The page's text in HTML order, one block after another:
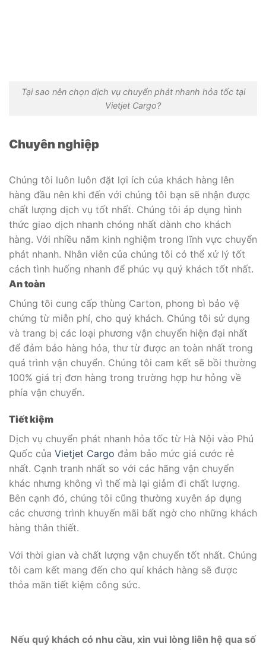
Tại sao nên chọn dịch vụ chuyển phát nhanh hỏa tốc tại
Vietjet Cargo?
Chuyên nghiệp
Chúng tôi luôn luôn đặt lợi ích của khách hàng lên
hàng đầu nên khi đến với chúng tôi bạn sẽ nhận được
chất lượng dịch vụ tốt nhất. Chúng tôi áp dụng hình
thức giao dịch nhanh chóng nhất dành cho khách
hàng. Với nhiều năm kinh nghiệm trong lĩnh vực chuyển
phát nhanh. Nhân viên của chúng tôi có thể xử lý tốt
cách tình huống nhanh để phúc vụ quý khách tốt nhất.
An toàn
Chúng tôi cung cấp thùng Carton, phong bì bảo vệ
chứng từ miễn phí, cho quý khách. Chúng tôi sử dụng
và trang bị các loại phương vận chuyển hiện đại nhất
để đảm bảo hàng hóa, thư từ được an toàn nhất trong
quá trình vận chuyển. Chúng tôi cam kết sẽ bồi thường
100% giá trị đơn hàng trong trường hợp hư hỏng về
phía vận chuyển.
Tiết kiệm
Dịch vụ chuyển phát nhanh hỏa tốc từ Hà Nội vào Phú
Quốc của Vietjet Cargo đảm bảo mức giá cước rẻ
nhất. Cạnh tranh nhất so với các hãng vận chuyển
khác nhưng không vì thế mà lại giảm đi chất lượng.
Bên cạnh đó, chúng tôi cũng thường xuyên áp dụng
các chương trình khuyến mãi bất ngờ cho những khách
hàng thân thiết.
Với thời gian và chất lượng vận chuyển tốt nhất. Chúng
tôi cam kết mang đến cho quí khách hàng sẽ được
thỏa mãn tiết kiệm công sức.
Nếu quý khách có nhu cầu, xin vui lòng liên hệ qua số